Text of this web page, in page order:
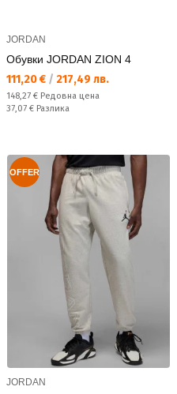
JORDAN
Обувки JORDAN ZION 4
Текуща цена:
111,20 € / 217,49 лв.
Редовна цена:
148,27 € Редовна цена
Спестявате:
37,07 € Разлика
OFFER
JORDAN